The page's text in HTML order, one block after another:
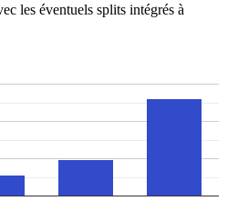
les éventuels splits intégrés à